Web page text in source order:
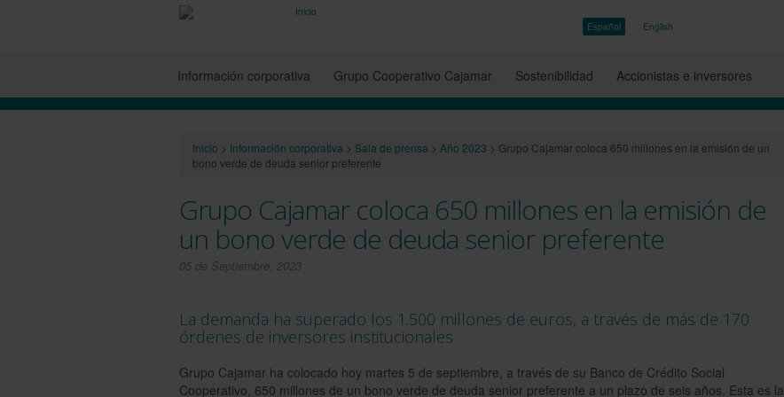
Español English
Información corporativa Grupo Cooperativo Cajamar Sostenibilidad Accionistas e inversores
Inicio > Información corporativa > Sala de prensa > Año 2023 > Grupo Cajamar coloca 650 millones en la emisión de un
bono verde de deuda senior preferente
Grupo Cajamar coloca 650 millones en la emisión de
un bono verde de deuda senior preferente
05 de Septiembre, 2023
La demanda ha superado los 1.500 millones de euros, a través de más de 170
órdenes de inversores institucionales
Grupo Cajamar ha colocado hoy martes 5 de septiembre, a través de su Banco de Crédito Social
Cooperativo, 650 millones de un bono verde de deuda senior preferente a un plazo de seis años. Esta es la